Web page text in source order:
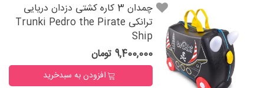
چمدان 3 کاره کشتی دزدان دریایی
ترانکی Trunki Pedro the Pirate
Ship
9,400,000 تومان
افزودن به سبدخرید